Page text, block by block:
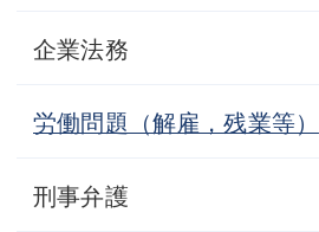
企業法務
労働問題（解雇，残業等）
刑事弁護